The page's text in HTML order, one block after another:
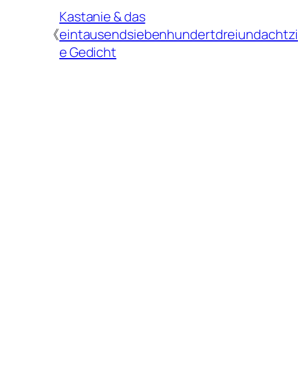
《
Kastanie & das
e Gedicht